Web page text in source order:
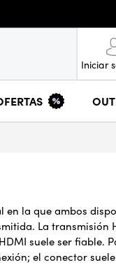
Iniciar
en la que ambos
La transmisión
suele ser fiable.
el conector